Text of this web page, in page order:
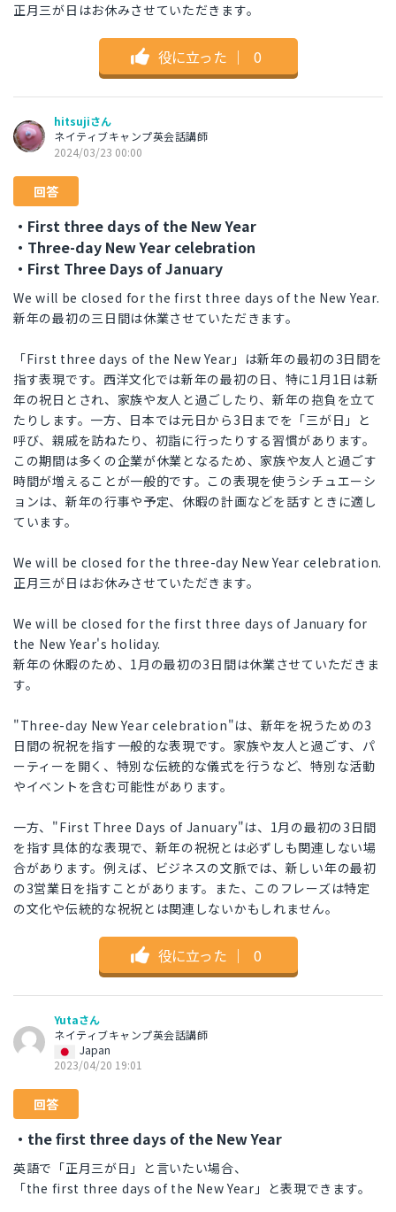
正月三が日はお休みさせていただきます。
役に立った ｜ 0
hitsujiさん
ネイティブキャンプ英会話講師
2024/03/23 00:00
回答
・First three days of the New Year
・Three-day New Year celebration
・First Three Days of January
We will be closed for the first three days of the New Year.
新年の最初の三日間は休業させていただきます。
「First three days of the New Year」は新年の最初の3日間を
指す表現です。西洋文化では新年の最初の日、特に1月1日は新
年の祝日とされ、家族や友人と過ごしたり、新年の抱負を立て
たりします。一方、日本では元日から3日までを「三が日」と
呼び、親戚を訪ねたり、初詣に行ったりする習慣があります。
この期間は多くの企業が休業となるため、家族や友人と過ごす
時間が増えることが一般的です。この表現を使うシチュエーシ
ョンは、新年の行事や予定、休暇の計画などを話すときに適し
ています。
We will be closed for the three-day New Year celebration.
正月三が日はお休みさせていただきます。
We will be closed for the first three days of January for
the New Year's holiday.
新年の休暇のため、1月の最初の3日間は休業させていただきま
す。
"Three-day New Year celebration"は、新年を祝うための3
日間の祝祝を指す一般的な表現です。家族や友人と過ごす、パ
ーティーを開く、特別な伝統的な儀式を行うなど、特別な活動
やイベントを含む可能性があります。
一方、"First Three Days of January"は、1月の最初の3日間
を指す具体的な表現で、新年の祝祝とは必ずしも関連しない場
合があります。例えば、ビジネスの文脈では、新しい年の最初
の3営業日を指すことがあります。また、このフレーズは特定
の文化や伝統的な祝祝とは関連しないかもしれません。
役に立った ｜ 0
Yutaさん
ネイティブキャンプ英会話講師
Japan
2023/04/20 19:01
回答
・the first three days of the New Year
英語で「正月三が日」と言いたい場合、
「the first three days of the New Year」と表現できます。